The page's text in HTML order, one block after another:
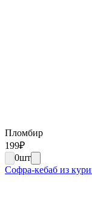
Пломбир
199₽
0шт
Софра-кебаб из